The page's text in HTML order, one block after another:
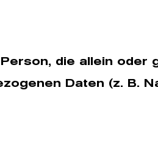
die allein oder
Daten (z. B.